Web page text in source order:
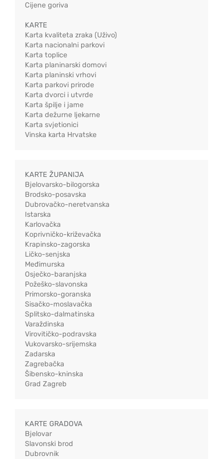
Cijene goriva
KARTE
Karta kvaliteta zraka (Uživo)
Karta nacionalni parkovi
Karta toplice
Karta planinarski domovi
Karta planinski vrhovi
Karta parkovi prirode
Karta dvorci i utvrde
Karta špilje i jame
Karta dežurne ljekarne
Karta svjetionici
Vinska karta Hrvatske
KARTE ŽUPANIJA
Bjelovarsko-bilogorska
Brodsko-posavska
Dubrovačko-neretvanska
Istarska
Karlovačka
Koprivničko-križevačka
Krapinsko-zagorska
Ličko-senjska
Međimurska
Osječko-baranjska
Požeško-slavonska
Primorsko-goranska
Sisačko-moslavačka
Splitsko-dalmatinska
Varaždinska
Virovitičko-podravska
Vukovarsko-srijemska
Zadarska
Zagrebačka
Šibensko-kninska
Grad Zagreb
KARTE GRADOVA
Bjelovar
Slavonski brod
Dubrovnik